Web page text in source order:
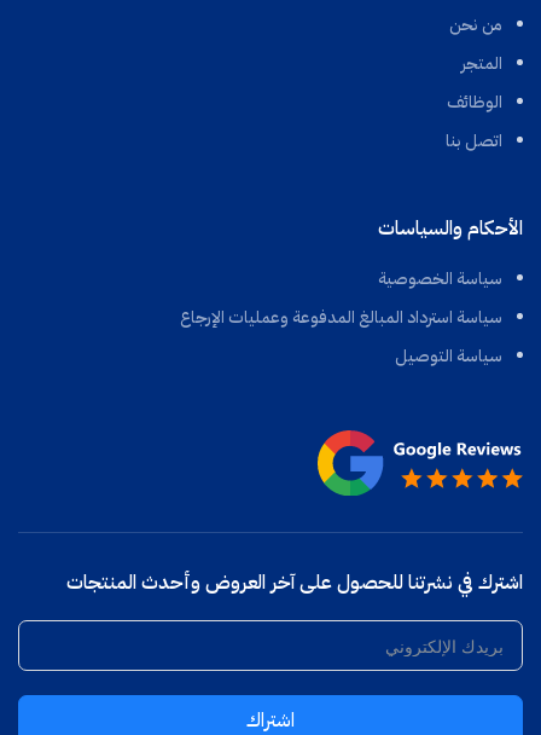
من نحن
المتجر
الوظائف
اتصل بنا
الأحكام والسياسات
سياسة الخصوصية
سياسة استرداد المبالغ المدفوعة وعمليات الإرجاع
سياسة التوصيل
اشترك في نشرتنا للحصول على آخر العروض وأحدث المنتجات
اشتراك